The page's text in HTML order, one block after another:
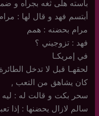
باسته هلى ثغه بجرأه و
أبتسم فهد و قال لها :
مرام بحضنه : همم
فهد : تزوجيني ؟
في إمريكـا
لحقهـا قبل لا تدخل
كان يشاهق من التعب ,
سحر بكت و قالت له : ليه
سالم لازال يحضنها : إذا